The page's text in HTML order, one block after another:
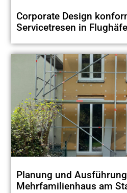
Corporate Design
Servicetresen in
Planung und
Mehrfamilienhaus am